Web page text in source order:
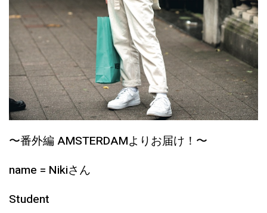
〜番外編 AMSTERDAMよりお届け！〜
name = Nikiさん
Student